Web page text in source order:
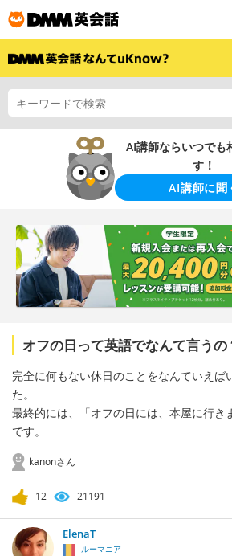
AI講師ならいつでも
す！
AI講師に聞
オフの日って英語でなんて言うの
完全に何もない休日のことをなんていえば
た。
最終的には、「オフの日には、本屋に行き
です。
kanonさん
12 21191
ElenaT
ルーマニア